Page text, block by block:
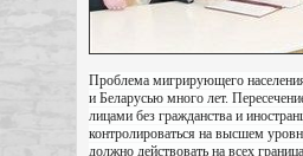
Проблема мигрирующего
и Беларусью много лет.
лицами без гражданства и
контролироваться на высшем
должно действовать на всех